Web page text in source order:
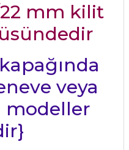
mm kilit
veya
modeller